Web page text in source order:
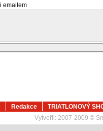
emailem
Redakce
TRIATLONOVÝ
Vytvořil: 2007-2009 ©